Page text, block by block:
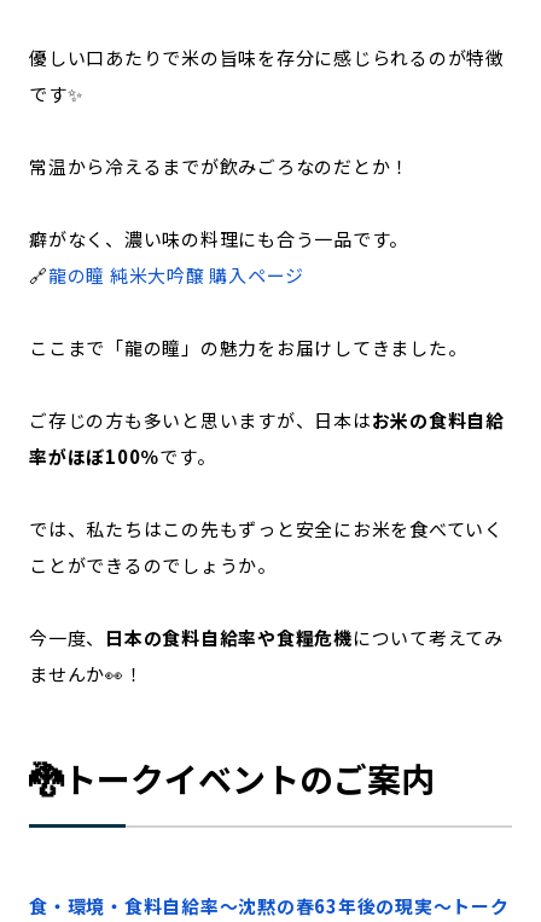
優しい口あたりで米の旨味を存分に感じられるのが特徴
です✨
常温から冷えるまでが飲みごろなのだとか！
癖がなく、濃い味の料理にも合う一品です。
🔗龍の瞳 純米大吟醸 購入ページ
ここまで「龍の瞳」の魅力をお届けしてきました。
ご存じの方も多いと思いますが、日本はお米の食料自給
率がほぼ100％です。
では、私たちはこの先もずっと安全にお米を食べていく
ことができるのでしょうか。
今一度、 日本の食料自給率や食糧危機について考えてみ
ませんか👀！
🐉トークイベントのご案内
食・環境・食料自給率～沈黙の春63年後の現実～トーク